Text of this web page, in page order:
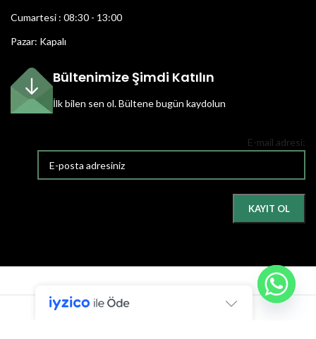
Cumartesi : 08:30 - 13:00
Pazar: Kapalı
Bültenimize Şimdi Katılın
İlk bilen sen ol.Bültene bugün kaydolun
E-mail adresi:
Armacı2022 Tüm hakları saklıdır.